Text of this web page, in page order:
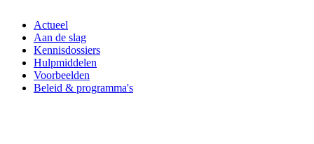
Actueel
Aan de slag
Kennisdossiers
Hulpmiddelen
Voorbeelden
Beleid & programma's